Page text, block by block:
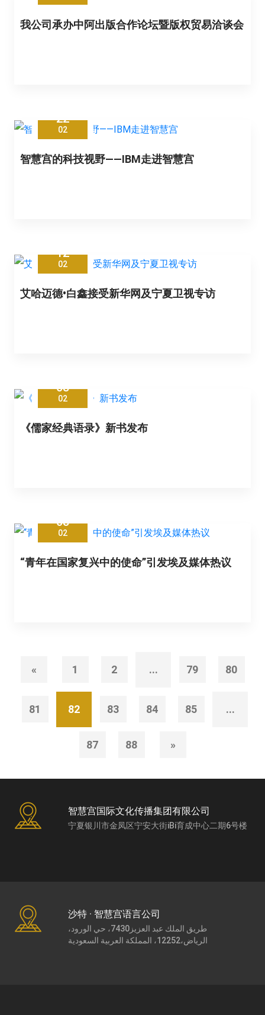
我公司承办中阿出版合作论坛暨版权贸易洽谈会
22
02
智慧宫的科技视野——IBM走进智慧宫
12
02
艾哈迈德•白鑫接受新华网及宁夏卫视专访
08
02
《儒家经典语录》新书发布
08
02
“青年在国家复兴中的使命”引发埃及媒体热议
« 1 2 ... 79 80
81 82 83 84 85 ...
87 88 »
智慧宫国际文化传播集团有限公司
宁夏银川市金凤区宁安大街iBi育成中心二期6号楼
沙特 · 智慧宫语言公司
طريق الملك عبد العزيز7430، حي الورود،
الرياض،12252، المملكة العربية السعودية